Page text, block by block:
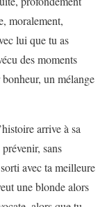
moralement,
lui que tu as
des moments
bonheur, un mélange
arrive à sa
sans
avec ta meilleure
une blonde alors